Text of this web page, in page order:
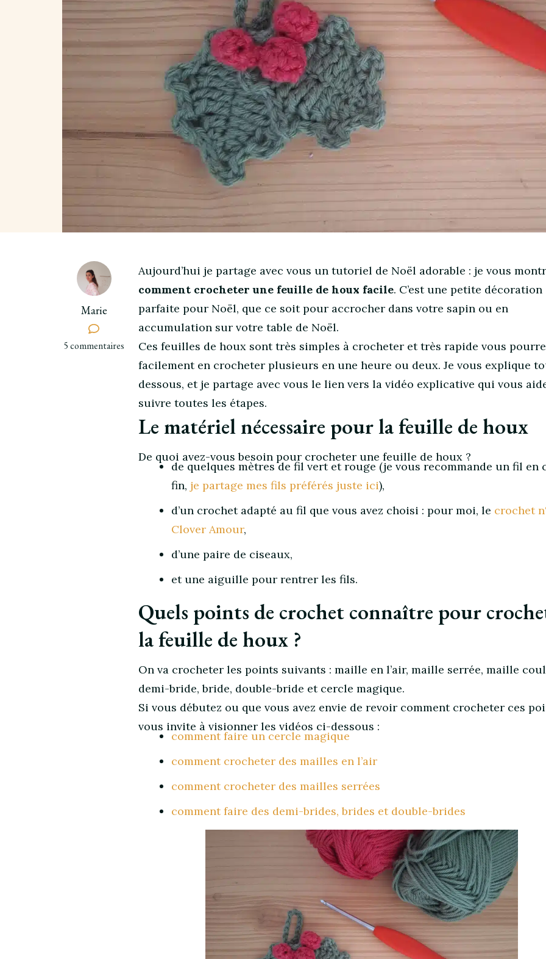
Marie
5 commentaires
sur
Aujourd’hui je partage avec vous un tutoriel de Noël adorable : je vous
comment crocheter une feuille de houx facile. C’est une petite décoration
parfaite pour Noël, que ce soit pour accrocher dans votre sapin ou en
accumulation sur votre table de Noël.
Ces feuilles de houx sont très simples à crocheter et très rapide vous
facilement en crocheter plusieurs en une heure ou deux. Je vous explique
dessous, et je partage avec vous le lien vers la vidéo explicative qui vous
suivre toutes les étapes.
Le matériel nécessaire pour la feuille de houx
De quoi avez-vous besoin pour crocheter une feuille de houx ?
de quelques mètres de fil vert et rouge (je vous recommande un fil en
fin, je partage mes fils préférés juste ici),
d’un crochet adapté au fil que vous avez choisi : pour moi, le crochet
Clover Amour,
d’une paire de ciseaux,
et une aiguille pour rentrer les fils.
Quels points de crochet connaître pour
la feuille de houx ?
On va crocheter les points suivants : maille en l’air, maille serrée, maille
demi-bride, bride, double-bride et cercle magique.
Si vous débutez ou que vous avez envie de revoir comment crocheter ces
vous invite à visionner les vidéos ci-dessous :
comment faire un cercle magique
comment crocheter des mailles en l’air
comment crocheter des mailles serrées
comment faire des demi-brides, brides et double-brides